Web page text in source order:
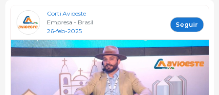
Corti Avioeste
Empresa - Brasil
26-feb-2025
Seguir